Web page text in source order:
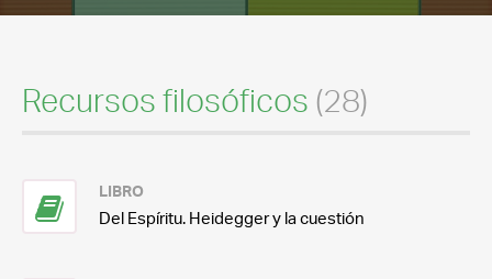
Recursos filosóficos (28)
LIBRO
Del Espíritu. Heidegger y la cuestión